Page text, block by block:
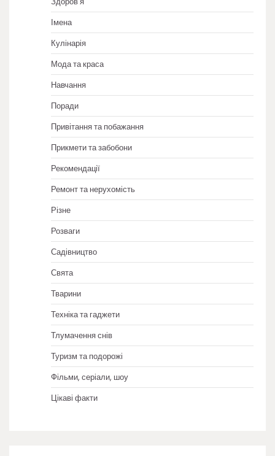
Імена
Кулінарія
Мода та краса
Навчання
Поради
Привітання та побажання
Прикмети та забобони
Рекомендації
Ремонт та нерухомість
Різне
Розваги
Садівництво
Свята
Тварини
Техніка та гаджети
Тлумачення снів
Туризм та подорожі
Фільми, серіали, шоу
Цікаві факти